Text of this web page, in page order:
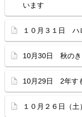
います
１０月３１日 ハ
10月30日 秋のき
10月29日 2年す
１０月２６日（土